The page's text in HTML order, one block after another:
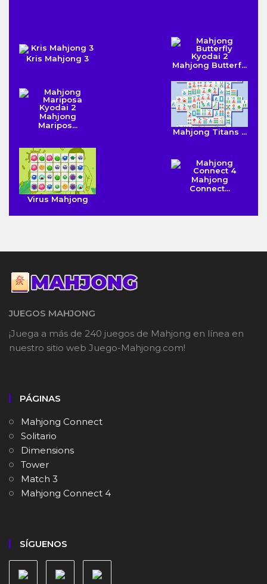
Kris Mahjong 3
Mahjong Butterf...
Mahjong
Maripos...
Mahjong Titans ...
Virus Mahjong
Mahjong
Connect...
JUEGOS MAHJONG
¡Juega a más de 240 juegos de Mahjong en línea en
nuestro sitio web Juego-Mahjong.com!
PÁGINAS
Mahjong Connect
Solitario
Dimensions
Tower
Match 3
Mahjong Connect 4
SÍGUENOS